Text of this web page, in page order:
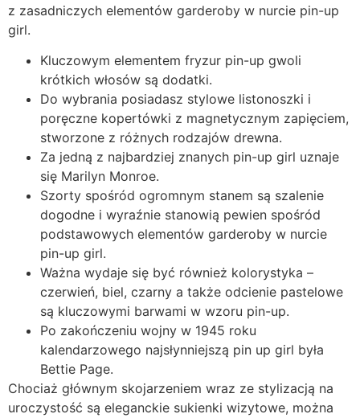
z zasadniczych elementów garderoby w nurcie pin-up
girl.
Kluczowym elementem fryzur pin-up gwoli
krótkich włosów są dodatki.
Do wybrania posiadasz stylowe listonoszki i
poręczne kopertówki z magnetycznym zapięciem,
stworzone z różnych rodzajów drewna.
Za jedną z najbardziej znanych pin-up girl uznaje
się Marilyn Monroe.
Szorty spośród ogromnym stanem są szalenie
dogodne i wyraźnie stanowią pewien spośród
podstawowych elementów garderoby w nurcie
pin-up girl.
Ważna wydaje się być również kolorystyka –
czerwień, biel, czarny a także odcienie pastelowe
są kluczowymi barwami w wzoru pin-up.
Po zakończeniu wojny w 1945 roku
kalendarzowego najsłynniejszą pin up girl była
Bettie Page.
Chociaż głównym skojarzeniem wraz ze stylizacją na
uroczystość są eleganckie sukienki wizytowe, można